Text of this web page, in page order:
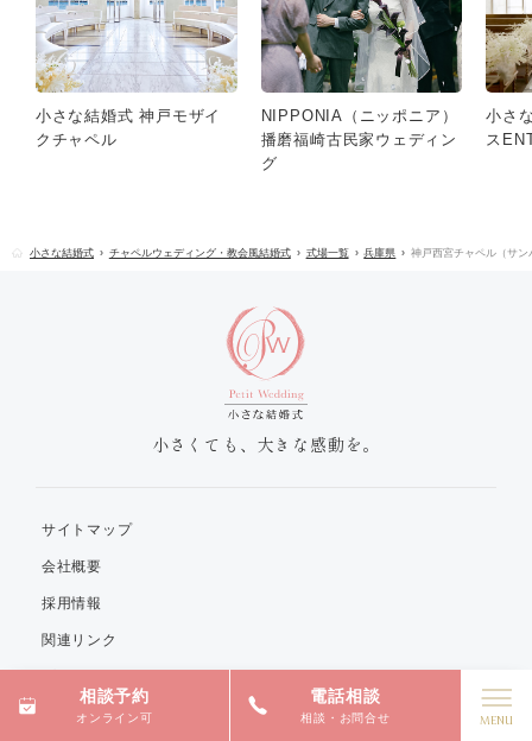
小さな結婚式 神戸モザイ
クチャペル
NIPPONIA（ニッポニア）
播磨福崎古民家ウェディン
グ
小さ
ス
小さな結婚式 チャペルウェディング・教会風結婚式 式場一覧 兵庫県 神戸西宮チャペル（サン
相談予約
オンライン可
電話相談
相談・お問合せ
小さくても、大きな感動を。
サイトマップ
会社概要
採用情報
関連リンク
プレスリリース